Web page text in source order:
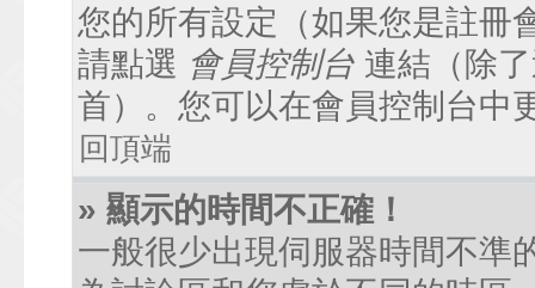
您的所有設定（如果您是註冊
請點選 會員控制台 連結（除
首）。您可以在會員控制台中
回頂端
» 顯示的時間不正確！
一般很少出現伺服器時間不準